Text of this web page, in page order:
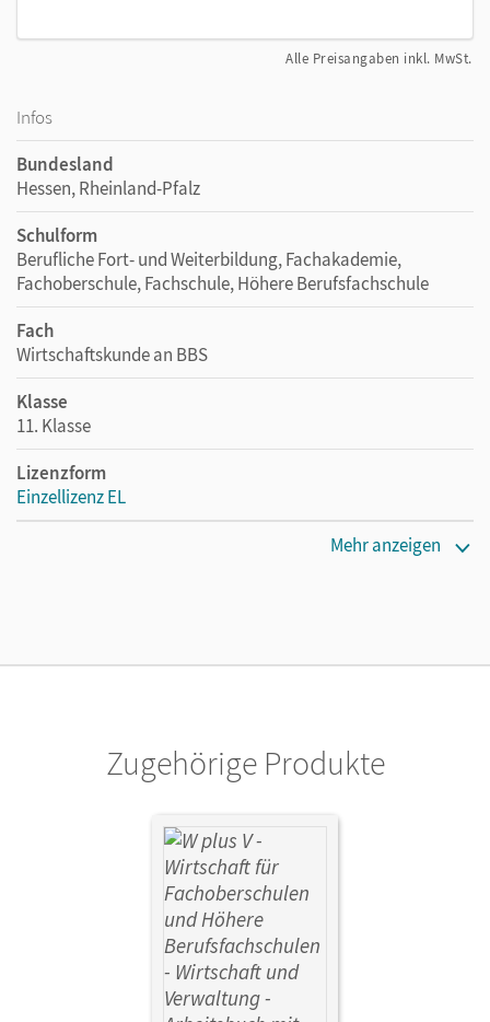
Alle Preisangaben inkl. MwSt.
Infos
Bundesland
Hessen, Rheinland-Pfalz
Schulform
Berufliche Fort- und Weiterbildung, Fachakademie,
Fachoberschule, Fachschule, Höhere Berufsfachschule
Fach
Wirtschaftskunde an BBS
Klasse
11. Klasse
Lizenzform
Einzellizenz EL
Mehr anzeigen
Zugehörige Produkte